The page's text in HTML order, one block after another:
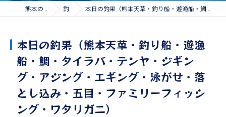
熊本の遊漁船なら遊漁船 美羽 釣果情報 本日の釣果（熊本天草・釣り船・遊漁船・鯛・タイラバ・テンヤ・ジギング・アジング・エギング・泳がせ・落とし込み・五目・ファミリーフィッシング・ワタリガニ）
本日の釣果（熊本天草・釣り船・遊漁
船・鯛・タイラバ・テンヤ・ジギン
グ・アジング・エギング・泳がせ・落
とし込み・五目・ファミリーフィッシ
ング・ワタリガニ）